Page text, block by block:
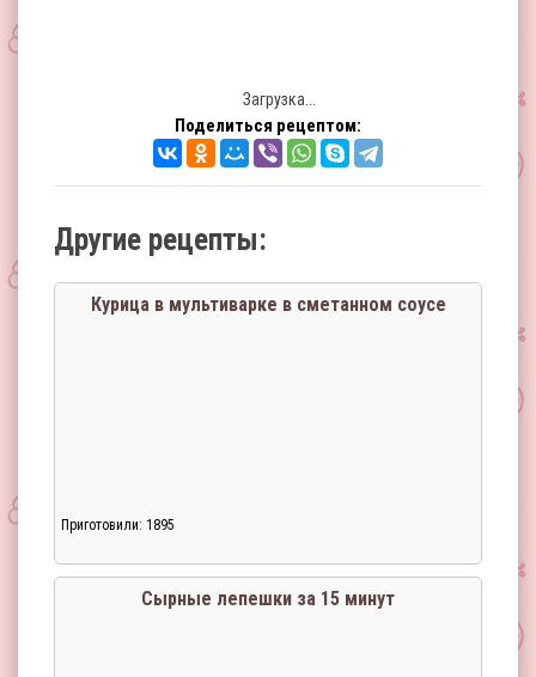
Загрузка...
Поделиться рецептом:
Другие рецепты:
Курица в мультиварке в сметанном соусе
Приготовили: 1895
Сырные лепешки за 15 минут